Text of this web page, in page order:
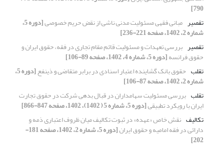
790]
تقصیر مبانی فقهی مسئولیت مدنی ناشی از نقض حریم خصوصی [دوره 5،
شماره 2، 1402، صفحه 221-236]
تقصیر بررسی تعهدات و مسئولیت قائم مقام تجاری در فقه، حقوق ایران و
حقوق فرانسه[دوره 5، شماره 4، 1402، صفحه 89-106]
تقلب حقوق بانک گشاینده اعتبار اسنادی در برابر متقاضی و ذینفع [دوره 5،
شماره 2، 1402، صفحه 87-106]
تقلب بررسی مسئولیت سهامداران در قبال بدهی شرکت در حقوق تجارت
ایران با رویکرد تطبیقی[دوره 5، شماره 5 ( 1402)، 1402، صفحه 847-866]
تکالیف نقش خاص «عهده» در ثبوت تکالیف میان ظروف اعتباری ذمه و
دارائی در فقه امامیه و حقوق ایران [دوره 5، شماره 2، 1402، صفحه 181-
202]